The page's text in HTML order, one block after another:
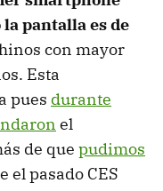
pantalla es de
con mayor
Esta
pues durante
el
de que pudimos
el pasado CES